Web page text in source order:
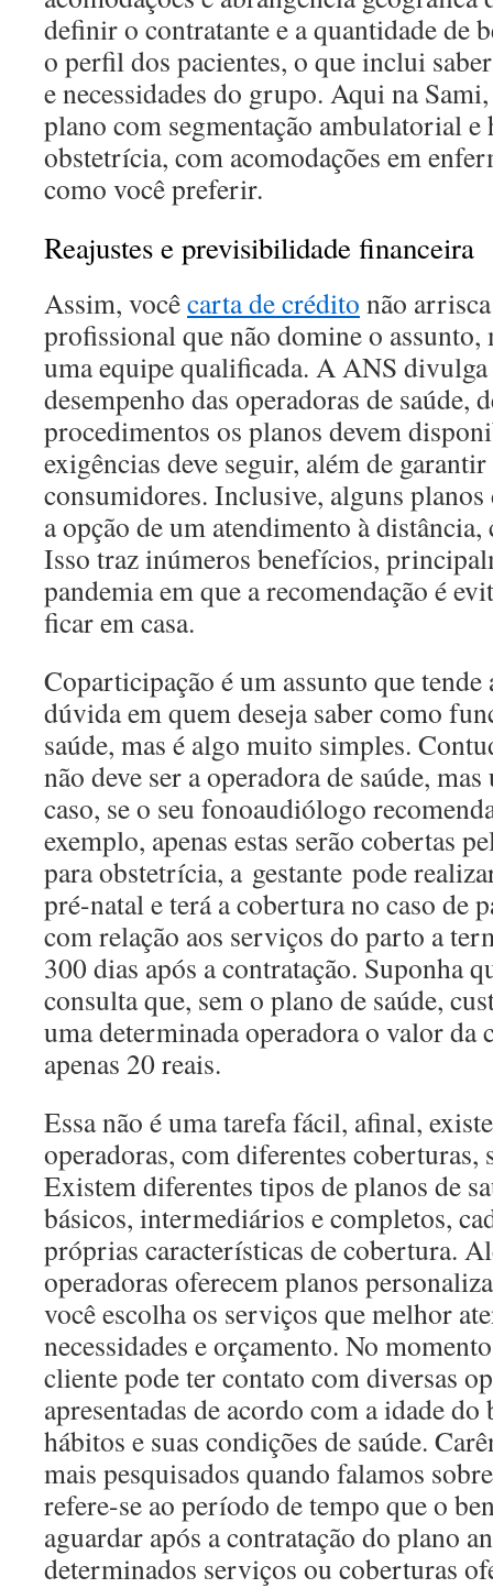
definir o contratante e a quantidade de
o perfil dos pacientes, o que inclui
e necessidades do grupo. Aqui na
plano com segmentação ambulatorial
obstetrícia, com acomodações em
como você preferir.
Reajustes e previsibilidade financeira
Assim, vocêcarta de crédito não
profissional que não domine o assunto,
uma equipe qualificada. A ANS divulga
desempenho das operadoras de saúde,
procedimentos os planos devem
exigências deve seguir, além de
consumidores. Inclusive, alguns planos
a opção de um atendimento à
Isso traz inúmeros benefícios,
pandemia em que a recomendação é
ficar em casa.
Coparticipação é um assunto que
dúvida em quem deseja saber como
saúde, mas é algo muito simples.
não deve ser a operadora de saúde,
caso, se o seu fonoaudiólogo
exemplo, apenas estas serão cobertas
para obstetrícia, a gestante pode
pré-natal e terá a cobertura no caso de
com relação aos serviços do parto a
300 dias após a contratação. Suponha
consulta que, sem o plano de saúde,
uma determinada operadora o valor da
apenas 20 reais.
Essa não é uma tarefa fácil, afinal,
operadoras, com diferentes coberturas,
Existem diferentes tipos de planos de
básicos, intermediários e completos,
próprias características de cobertura.
operadoras oferecem planos
você escolha os serviços que melhor
necessidades e orçamento. No
cliente pode ter contato com diversas
apresentadas de acordo com a idade do
hábitos e suas condições de saúde.
mais pesquisados quando falamos
refere-se ao período de tempo que o
aguardar após a contratação do plano
determinados serviços ou coberturas